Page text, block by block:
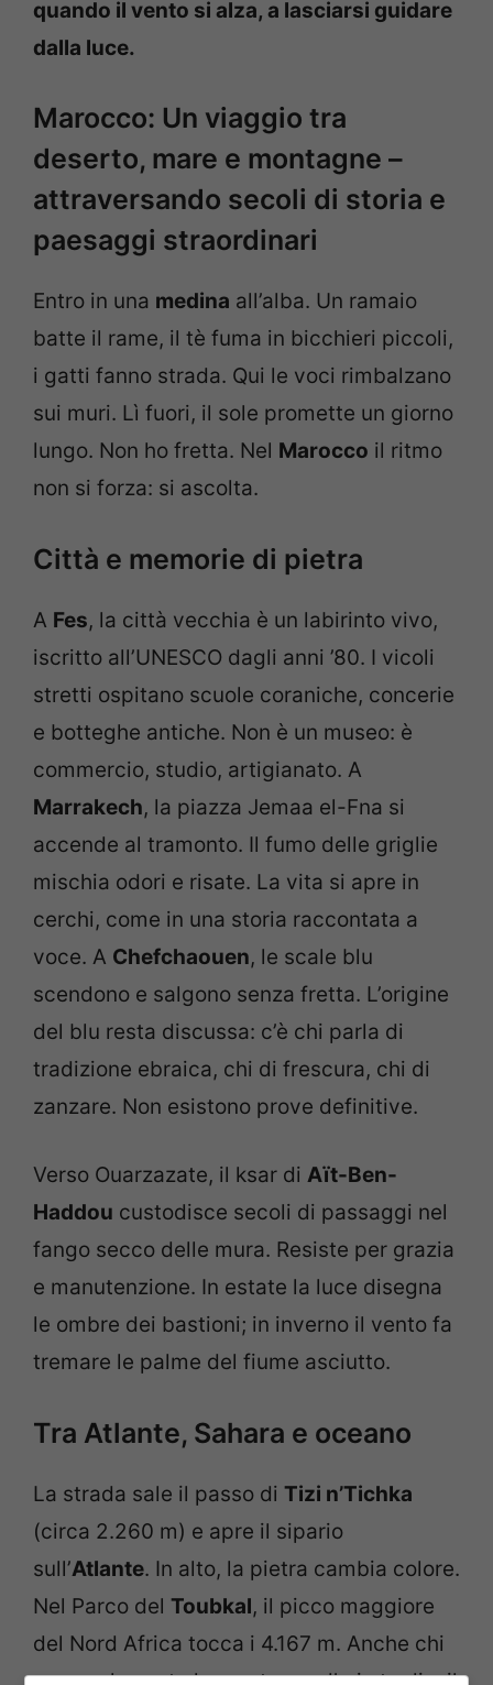
quando il vento si alza, a lasciarsi guidare
dalla luce.
Marocco: Un viaggio tra
deserto, mare e montagne –
attraversando secoli di storia e
paesaggi straordinari
Entro in una medina all’alba. Un ramaio
batte il rame, il tè fuma in bicchieri piccoli,
i gatti fanno strada. Qui le voci rimbalzano
sui muri. Lì fuori, il sole promette un giorno
lungo. Non ho fretta. Nel Marocco il ritmo
non si forza: si ascolta.
Città e memorie di pietra
A Fes, la città vecchia è un labirinto vivo,
iscritto all’UNESCO dagli anni ’80. I vicoli
stretti ospitano scuole coraniche, concerie
e botteghe antiche. Non è un museo: è
commercio, studio, artigianato. A
Marrakech, la piazza Jemaa el-Fna si
accende al tramonto. Il fumo delle griglie
mischia odori e risate. La vita si apre in
cerchi, come in una storia raccontata a
voce. A Chefchaouen, le scale blu
scendono e salgono senza fretta. L’origine
del blu resta discussa: c’è chi parla di
tradizione ebraica, chi di frescura, chi di
zanzare. Non esistono prove definitive.
Verso Ouarzazate, il ksar di Aït-Ben-
Haddou custodisce secoli di passaggi nel
fango secco delle mura. Resiste per grazia
e manutenzione. In estate la luce disegna
le ombre dei bastioni; in inverno il vento fa
tremare le palme del fiume asciutto.
Tra Atlante, Sahara e oceano
La strada sale il passo di Tizi n’Tichka
(circa 2.260 m) e apre il sipario
sull’Atlante. In alto, la pietra cambia colore.
Nel Parco del Toubkal, il picco maggiore
del Nord Africa tocca i 4.167 m. Anche chi